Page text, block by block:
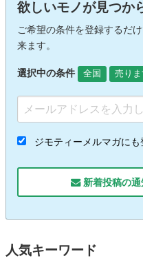
欲しいモノが見つか
ご希望の条件を登録するだ
来ます。
選択中の条件 全国 売り
ジモティーメルマガにも
新着投稿の通
人気キーワード